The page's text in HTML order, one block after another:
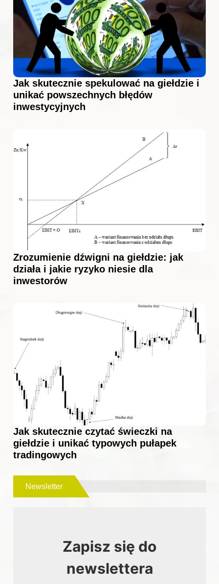
Jak skutecznie spekulować na giełdzie i
unikać powszechnych błędów
inwestycyjnych
Zrozumienie dźwigni na giełdzie: jak
działa i jakie ryzyko niesie dla
inwestorów
Jak skutecznie czytać świeczki na
giełdzie i unikać typowych pułapek
tradingowych
Newsletter
Zapisz się do
newslettera